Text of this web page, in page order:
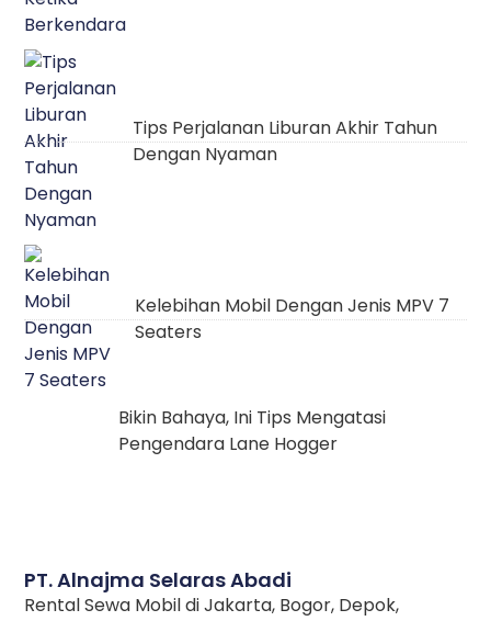
PT. Alnajma Selaras Abadi
Rental Sewa Mobil di Jakarta, Bogor, Depok,
Tips Perjalanan Liburan Akhir Tahun
Dengan Nyaman
Kelebihan Mobil Dengan Jenis MPV 7
Seaters
Bikin Bahaya, Ini Tips Mengatasi
Pengendara Lane Hogger